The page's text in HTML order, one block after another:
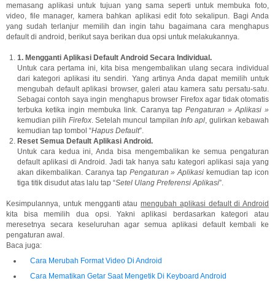
memasang aplikasi untuk tujuan yang sama seperti untuk membuka foto,
video, file manager, kamera bahkan aplikasi edit foto sekalipun. Bagi Anda
yang sudah terlanjur memilih dan ingin tahu bagaimana cara menghapus
default di android, berikut saya berikan dua opsi untuk melakukannya.
1. Mengganti Aplikasi Default Android Secara Individual.
Untuk cara pertama ini, kita bisa mengembalikan ulang secara individual
dari kategori aplikasi itu sendiri. Yang artinya Anda dapat memilih untuk
mengubah default aplikasi browser, galeri atau kamera satu persatu-satu.
Sebagai contoh saya ingin menghapus browser Firefox agar tidak otomatis
terbuka ketika ingin membuka link. Caranya tapPengaturan » Aplikasi »
kemudian pilih Firefox. Setelah muncul tampilanInfo apl, gulirkan kebawah
kemudian tap tombol “Hapus Default”.
Reset Semua Default Aplikasi Android.
Untuk cara kedua ini, Anda bisa mengembalikan ke semua pengaturan
default aplikasi di Android. Jadi tak hanya satu kategori aplikasi saja yang
akan dikembalikan. Caranya tap Pengaturan » Aplikasi kemudian tap icon
tiga titik disudut atas lalu tap “Setel Ulang Preferensi Aplikasi”.
Kesimpulannya, untuk mengganti atau mengubah aplikasi default di Android
kita bisa memilih dua opsi. Yakni aplikasi berdasarkan kategori atau
meresetnya secara keseluruhan agar semua aplikasi default kembali ke
pengaturan awal.
Baca juga:
Cara Merubah Format Video Di Android
Cara Mematikan Getar Saat Mengetik Di Keyboard Android